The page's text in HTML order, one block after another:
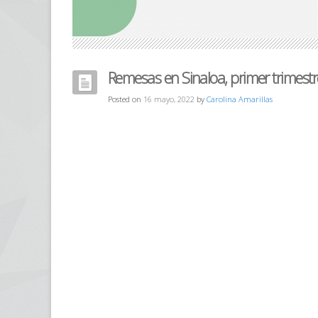
Remesas en Sinaloa, primer
Posted on 16 mayo, 2022 by Carolina Amarillas